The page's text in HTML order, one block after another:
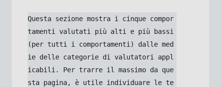
Questa sezione mostra i cinque compor
tamenti valutati più alti e più bassi
(per tutti i comportamenti) dalle med
ie delle categorie di valutatori appl
icabili. Per trarre il massimo da que
sta pagina, è utile individuare le te